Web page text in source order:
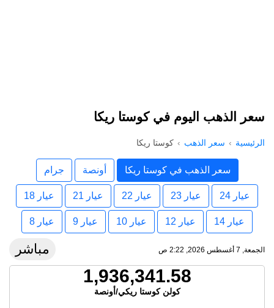
سعر الذهب اليوم في كوستا ريكا
الرئيسية سعر الذهب كوستا ريكا
سعر الذهب في كوستا ريكا أونصة جرام
عيار 24 عيار 23 عيار 22 عيار 21 عيار 18
عيار 14 عيار 12 عيار 10 عيار 9 عيار 8
الجمعة, 7 أغسطس 2026, 2:22 ص مباشر
1,936,341.58
كولن كوستا ريكي/أونصة